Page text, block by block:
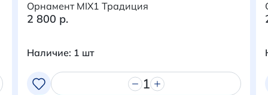
Итого:
Перейти в корзину
Орнамент MIX1 Традиция
2 800 р.
Наличие: 1 шт
1